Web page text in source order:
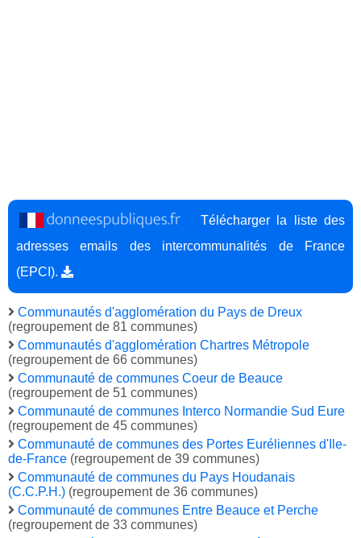
Télécharger la liste des
adresses emails des intercommunalités de France
(EPCI).
Communautés d'agglomération du Pays de Dreux
(regroupement de 81 communes)
Communautés d'agglomération Chartres Métropole
(regroupement de 66 communes)
Communauté de communes Coeur de Beauce
(regroupement de 51 communes)
Communauté de communes Interco Normandie Sud Eure
(regroupement de 45 communes)
Communauté de communes des Portes Euréliennes d'Ile-
de-France (regroupement de 39 communes)
Communauté de communes du Pays Houdanais
(C.C.P.H.) (regroupement de 36 communes)
Communauté de communes Entre Beauce et Perche
(regroupement de 33 communes)